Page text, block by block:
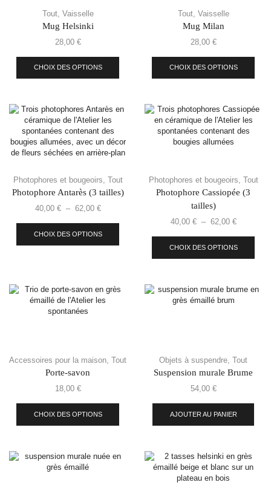
Tout, Vaisselle
Mug Helsinki
28,00 €
CHOIX DES OPTIONS
Tout, Vaisselle
Mug Milan
28,00 €
CHOIX DES OPTIONS
Photophores et bougeoirs, Tout
Photophore Antarès (3 tailles)
40,00 € – 62,00 €
CHOIX DES OPTIONS
Photophores et bougeoirs, Tout
Photophore Cassiopée (3
tailles)
40,00 € – 62,00 €
CHOIX DES OPTIONS
Accessoires pour la maison Tout
Porte-savon
18,00 €
CHOIX DES OPTIONS
Objets à suspendre Tout
Suspension murale Brume
54,00 €
AJOUTER AU PANIER